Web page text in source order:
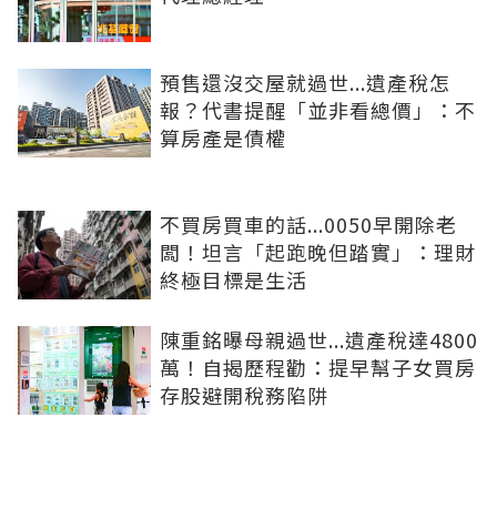
預售還沒交屋就過世...遺產稅怎
報？代書提醒「並非看總價」：不
算房產是債權
不買房買車的話...0050早開除老
闆！坦言「起跑晚但踏實」：理財
終極目標是生活
陳重銘曝母親過世...遺產稅達4800
萬！自揭歷程勸：提早幫子女買房
存股避開稅務陷阱